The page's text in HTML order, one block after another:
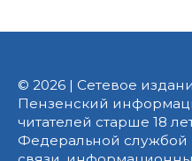
© 2026 | Сетевое
Пензенский
читателей старше 18
Федеральной службой